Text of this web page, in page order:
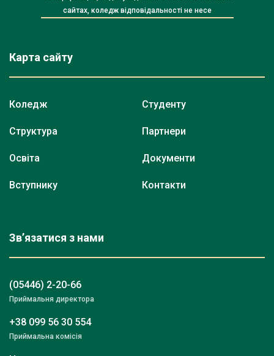
сайтах, коледж відповідальності не несе
Карта сайту
Коледж
Структура
Освіта
Вступнику
Студенту
Партнери
Документи
Контакти
Зв’язатися з нами
(05446) 2-20-66
Приймальня директора
+38 099 56 30 554
Приймальна комісія